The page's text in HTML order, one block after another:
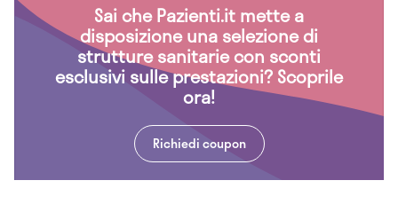
Sai che Pazienti.it mette a
disposizione una selezione di
strutture sanitarie con sconti
esclusivi sulle prestazioni? Scoprile
ora!
Richiedi coupon